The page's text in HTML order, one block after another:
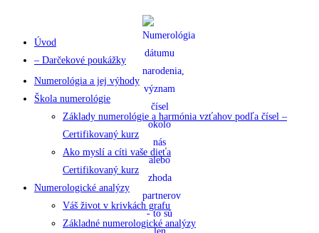
Úvod
– Darčekové poukážky
Numerológia a jej výhody
Škola numerológie
Základy numerológie a harmónia vzťahov podľa čísel –
Certifikovaný kurz
Ako myslí a cíti vaše dieťa
Certifikovaný kurz
Numerologické analýzy
Váš život v krivkách grafu
Základné numerologické analýzy